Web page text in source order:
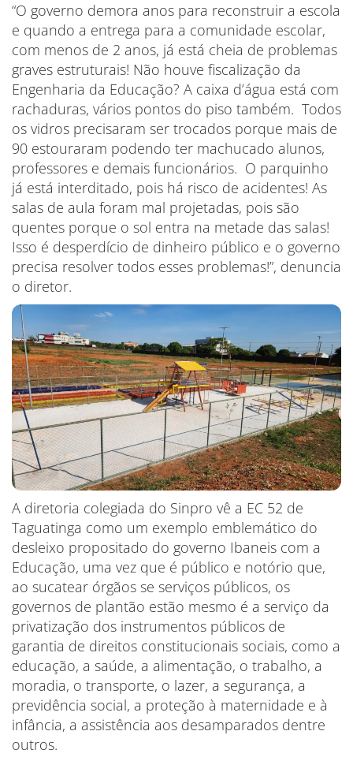
“O governo demora anos para reconstruir a escola
e quando a entrega para a comunidade escolar,
com menos de 2 anos, já está cheia de problemas
graves estruturais! Não houve fiscalização da
Engenharia da Educação? A caixa d’água está com
rachaduras, vários pontos do piso também. Todos
os vidros precisaram ser trocados porque mais de
90 estouraram podendo ter machucado alunos,
professores e demais funcionários. O parquinho
já está interditado, pois há risco de acidentes! As
salas de aula foram mal projetadas, pois são
quentes porque o sol entra na metade das salas!
Isso é desperdício de dinheiro público e o governo
precisa resolver todos esses problemas!”, denuncia
o diretor.
A diretoria colegiada do Sinpro vê a EC 52 de
Taguatinga como um exemplo emblemático do
desleixo propositado do governo Ibaneis com a
Educação, uma vez que é público e notório que,
ao sucatear órgãos se serviços públicos, os
governos de plantão estão mesmo é a serviço da
privatização dos instrumentos públicos de
garantia de direitos constitucionais sociais, como a
educação, a saúde, a alimentação, o trabalho, a
moradia, o transporte, o lazer, a segurança, a
previdência social, a proteção à maternidade e à
infância, a assistência aos desamparados dentre
outros.